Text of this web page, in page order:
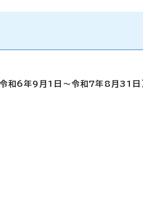
令和6年9月1日～令和7年8月31日